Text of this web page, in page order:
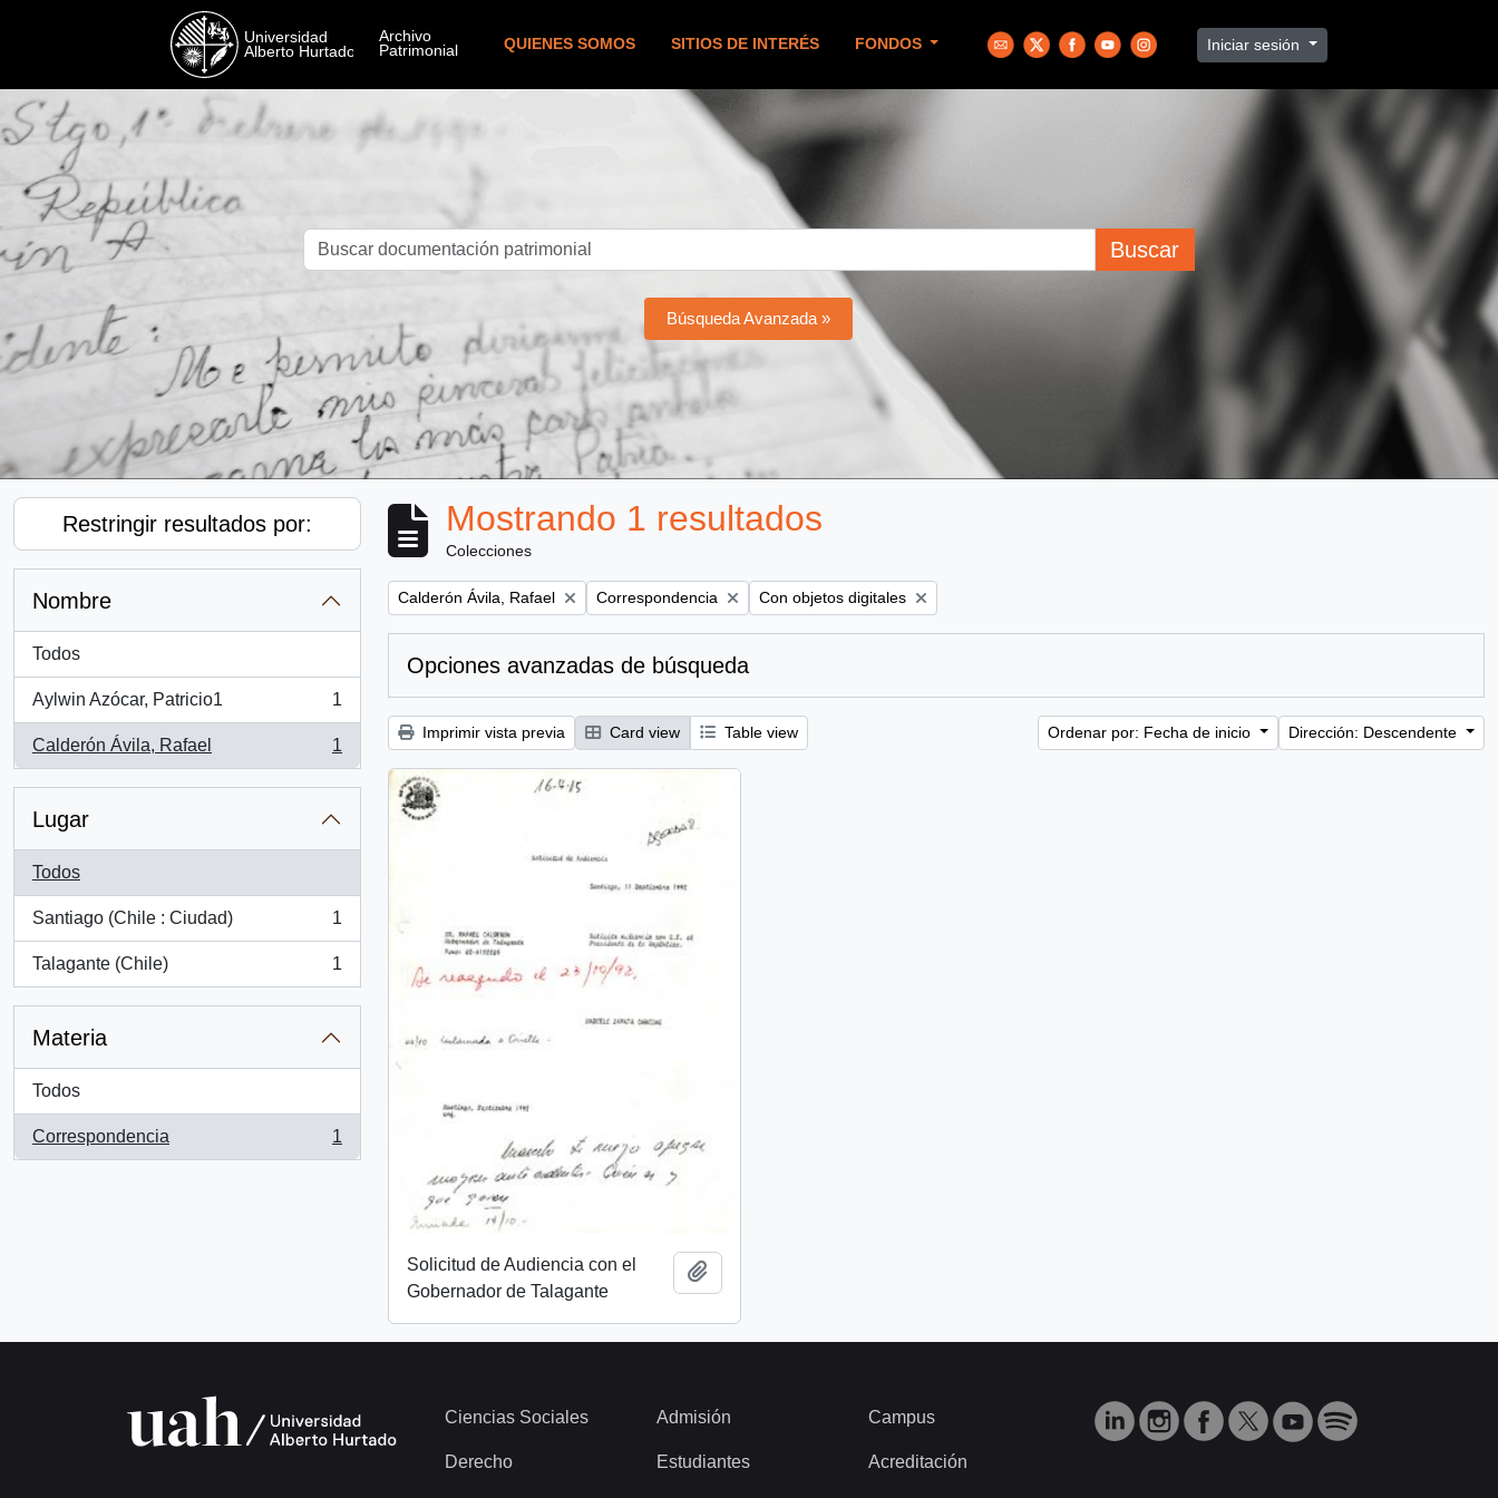
QUIENES SOMOS SITIOS DE INTERÉS FONDOS Iniciar sesión
Buscar
Búsqueda Avanzada »
Restringir resultados por:
Nombre
Todos
Aylwin Azócar, Patricio1
, 1 resultados
1
Calderón Ávila, Rafael
, 1 resultados
1
Lugar
Todos
Santiago (Chile : Ciudad)
, 1 resultados
1
Talagante (Chile)
, 1 resultados
1
Materia
Todos
Correspondencia
, 1 resultados
1
Mostrando 1 resultados
Colecciones
Remove filter:
Calderón Ávila, Rafael Remove filter:
Correspondencia Remove filter:
Con objetos digitales
Opciones avanzadas de búsqueda
Imprimir vista previa Card view Table view Ordenar por: Fecha de inicio Dirección: Descendente
Solicitud de Audiencia con el
Gobernador de Talagante
Ciencias Sociales
Derecho
Admisión
Estudiantes
Campus
Acreditación